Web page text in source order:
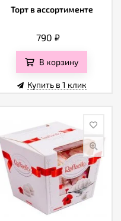
Торт в ассортименте
790₽
В корзину
Купить в 1 клик